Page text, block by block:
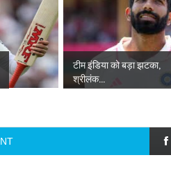
टीम इंडिया को बड़ा झटका,
श्रीलंक...